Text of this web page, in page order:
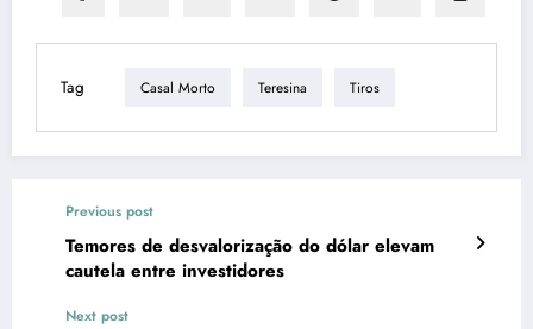
Tag Casal Morto Teresina Tiros
Previous post
Temores de desvalorização do dólar elevam
cautela entre investidores
Next post